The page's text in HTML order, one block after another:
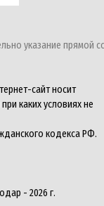
указание прямой
сайт носит
каких условиях не
кодекса РФ.
- 2026 г.